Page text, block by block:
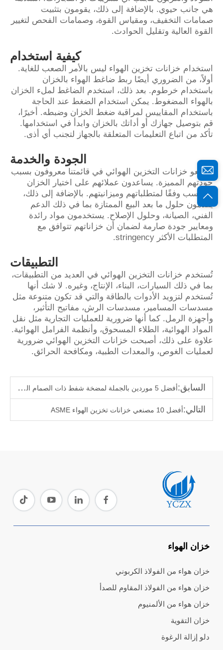
هي جانب حيوي. بالإضافة إلى ذلك، يقومون بتثبيت
صمامات التخفيف، ومقياس القوة، وصمامات الفحص لتغيير
القوة العالية وتقليل الحوادث.
كيفية استخدام
استخدام خزانات تخزين الهواء ليس بالأمر الصعب للغاية.
أولاً، من الضروري أيضًا ربط ضاغط الهواء بالخزان
باستخدام خرطوم. بعد ذلك، استخدم الضاغط لملء الخزان
بالهواء المضغوط. يمكن استخدام الضغط عند الحاجة
باستخدام المقاييس لمراقبة ضغط الخزان وضبطه. أخيرًا،
قم بتوصيل جهازك أو أداتك بالخزان وابدأ في استخدامها.
تأكد من اتباع التعليمات المتعلقة بالجهاز لتجنب أي أذى.
الجودة والخدمة
مصنّعو خزانات التخزين الهوائي في قائمتنا معروفون بسبب
جودتهم المميزة. يساعدون عملائهم على اختيار الخزان
المناسب وفقًا لمتطلباتهم وميزانيتهم. بالإضافة إلى ذلك،
يقدمون حلول ما بعد البيع الممتازة بما في ذلك الدعم
الفني، الصيانة، وحلول الإصلاح. يستخدمون مواد رائدة
ومعايير جودة صارمة لضمان أن خزاناتهم تتوافق مع
المتطلبات الأكثر stringency.
التطبيقات
تُستخدم خزانات التخزين الهوائي في العديد من التطبيقات،
بما في ذلك السيارات، البناء، الإنتاج، وغيره. لا شك أنها
تُستخدم لتزويد الأدوات بالطاقة والتي قد تكون متنوعة مثل
مسدسات المسامير، مسدسات الرش، مفاتيح التأثير،
وأجهزة الرمل. كما أنها ضرورية للعمليات التجارية مثل نقل
المواد الهوائية، الطلاء المسحوق، وأنظمة الفرامل الهوائية.
علاوة على ذلك، أصبحت خزانات التخزين الهوائي ضرورية
لعمليات الغوص، والمعدات الطبية، ومكافحة الحرائق.
السابق:أفضل 5 موردين بالجملة لمضخة شفط ذات الصمام الدوار
التالي:أفضل 10 مصنعي خزانات تخزين الهواء ASME
خزان الهواء
خزان هواء من الفولاذ الكربوني
خزان هواء من الفولاذ المقاوم للصدأ
خزان هواء من الألمنيوم
خزان التقوية
دلو إزالة الرغوة